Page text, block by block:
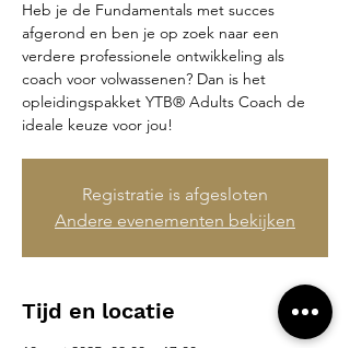
Heb je de Fundamentals met succes
afgerond en ben je op zoek naar een
verdere professionele ontwikkeling als
coach voor volwassenen? Dan is het
opleidingspakket YTB® Adults Coach de
ideale keuze voor jou!
Registratie is afgesloten
Andere evenementen bekijken
Tijd en locatie